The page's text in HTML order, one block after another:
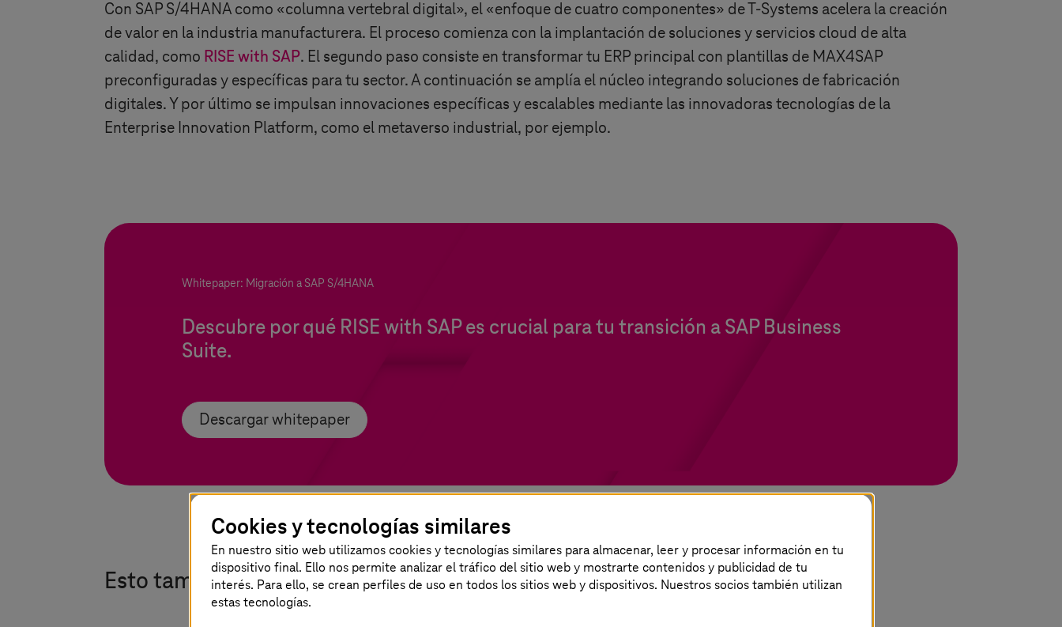
Con SAP S/4HANA como «columna vertebral digital», el «enfoque de cuatro componentes» deT-Systems acelera la creación
de valor en la industria manufacturera. El proceso comienza con la implantación de soluciones y servicios cloud de alta
calidad, como RISE with SAP. El segundo paso consiste en transformar tu ERP principal con plantillas de MAX4SAP
preconfiguradas y específicas para tu sector. A continuación se amplía el núcleo integrando soluciones de fabricación
digitales. Y por último se impulsan innovaciones específicas y escalables mediante las innovadoras tecnologías de la
Enterprise Innovation Platform, como el metaverso industrial, por ejemplo.
Whitepaper: Migración a SAP S/4HANA
Descubre por qué RISE with SAP es crucial para tu transición a SAP Business
Suite.
Descargar whitepaper
Esto también podría interesarte
Cookies y tecnologías similares
En nuestro sitio web utilizamos cookies y tecnologías similares para almacenar, leer y procesar información en tu
dispositivo final. Ello nos permite analizar el tráfico del sitio web y mostrarte contenidos y publicidad de tu
interés. Para ello, se crean perfiles de uso en todos los sitios web y dispositivos. Nuestros socios también utilizan
estas tecnologías.